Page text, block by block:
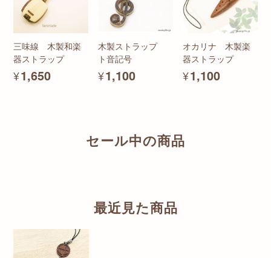
三味線 木製和楽
器ストラップ
¥1,650
木製ストラップ
ト音記号
¥1,100
オカリナ 木製楽
器ストラップ
¥1,100
セール中の商品
最近見た商品